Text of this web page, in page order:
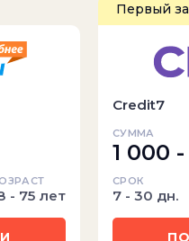
- 75 лет
Первый
Credit7
СУММА
1 000
СРОК
7 - 30 дн.